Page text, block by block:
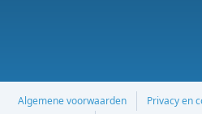
Algemene voorwaarden Privacy en